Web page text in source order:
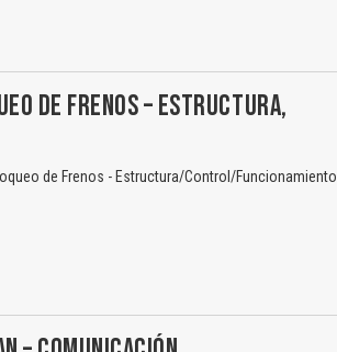
DE FRENOS – ESTRUCTURA,
de Frenos - Estructura/Control/Funcionamiento